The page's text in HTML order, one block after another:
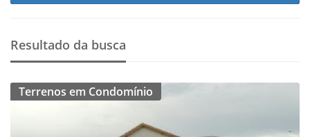
Resultado da busca
Terrenos em Condomínio